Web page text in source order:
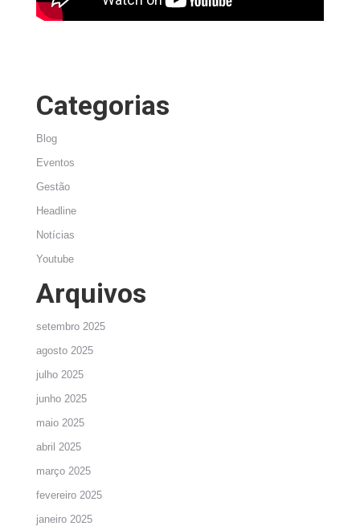
Categorias
Blog
Eventos
Gestão
Headline
Notícias
Youtube
Arquivos
setembro 2025
agosto 2025
julho 2025
junho 2025
maio 2025
abril 2025
março 2025
fevereiro 2025
janeiro 2025